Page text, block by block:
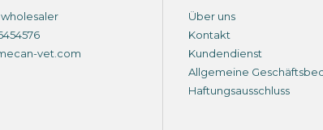
vet.com
Über uns
Kontakt
Kundendienst
Allgemeine
Haftungsausschluss